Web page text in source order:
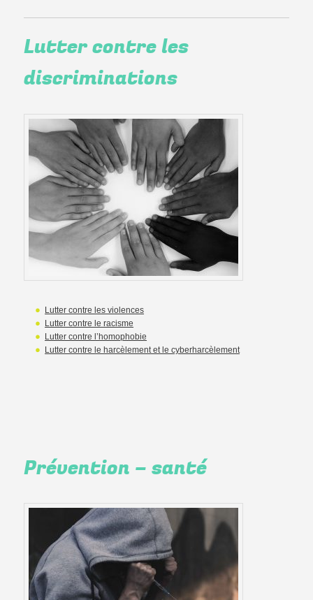
Lutter contre les
discriminations
Lutter contre les violences
Lutter contre le racisme
Lutter contre l’homophobie
Lutter contre le harcèlement et le cyberharcèlement
Prévention – santé